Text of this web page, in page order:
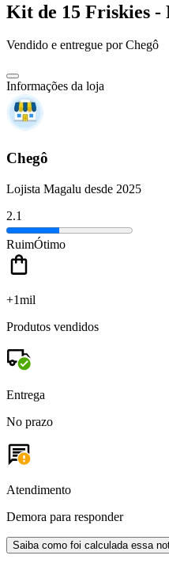
Kit de 15 Friskies
Vendido e entregue por Chegô
Informações da loja
Chegô
Lojista Magalu desde 2025
2.1
RuimÓtimo
+1mil
Produtos vendidos
Entrega
No prazo
Atendimento
Demora para responder
Saiba como foi calculada essa